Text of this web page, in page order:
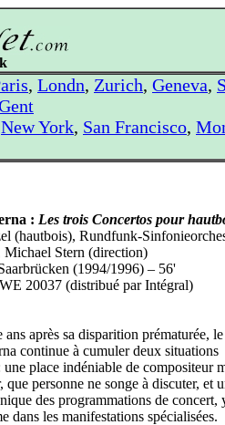
, Londn, Zurich, Geneva,
New York, San Francisco,
: Les trois Concertos pour
(hautbois), Rundfunk-
Michael Stern (direction)
(1994/1996) – 56'
20037 (distribué par Intégral)
ans après sa disparition prématurée,
continue à cumuler deux situations
une place indéniable de compositeur
que personne ne songe à discuter, et
des programmations de concert,
dans les manifestations spécialisées.